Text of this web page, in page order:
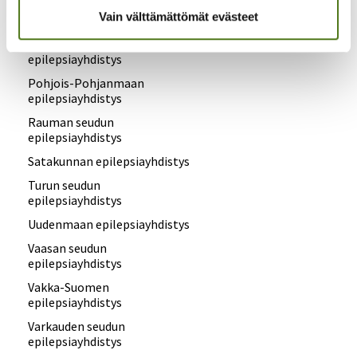
Vain välttämättömät evästeet
Pirkanmaan epilepsiayhdistys
Pohjois-Kymen
epilepsiayhdistys
Pohjois-Pohjanmaan
epilepsiayhdistys
Rauman seudun
epilepsiayhdistys
Satakunnan epilepsiayhdistys
Turun seudun
epilepsiayhdistys
Uudenmaan epilepsiayhdistys
Vaasan seudun
epilepsiayhdistys
Vakka-Suomen
epilepsiayhdistys
Varkauden seudun
epilepsiayhdistys